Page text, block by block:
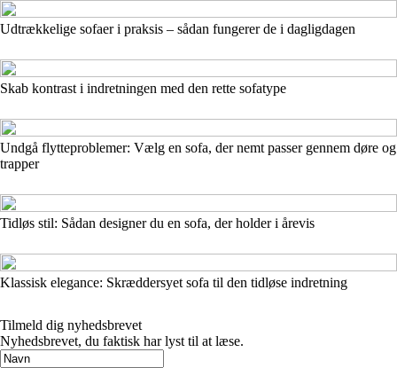
Udtrækkelige sofaer i praksis – sådan fungerer de i dagligdagen
Skab kontrast i indretningen med den rette sofatype
Undgå flytteproblemer: Vælg en sofa, der nemt passer gennem døre og
trapper
Tidløs stil: Sådan designer du en sofa, der holder i årevis
Klassisk elegance: Skræddersyet sofa til den tidløse indretning
Tilmeld dig nyhedsbrevet
Nyhedsbrevet, du faktisk har lyst til at læse.